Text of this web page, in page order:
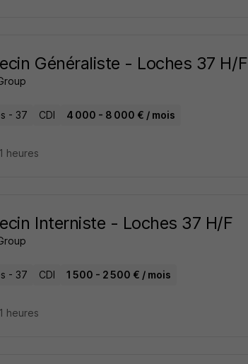
Généraliste - Loches 37 H/F
- 37 CDI 4 000 - 8 000 € / mois
heures
Interniste - Loches 37 H/F
- 37 CDI 1 500 - 2 500 € / mois
heures